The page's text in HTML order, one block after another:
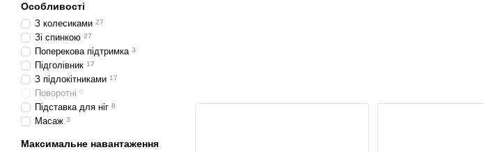
Особливості
З колесиками 27
Зі спинкою 27
Поперекова підтримка 3
Підголівник 17
З підлокітниками 17
Поворотні 0
Підставка для ніг 8
Масаж 3
Максимальне навантаження